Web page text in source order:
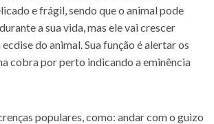
e frágil, sendo que o animal pode
a sua vida, mas ele vai crescer
do animal. Sua função é alertar os
cobra por perto indicando a eminência
populares, como: andar com o guizo